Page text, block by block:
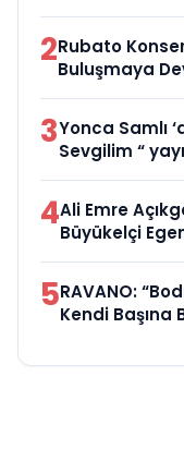
2Rubato
Buluşmaya
3Yonca Samlı
Sevgilim “
4Ali Emre
Büyükelçi
5RAVANO:
Kendi Başına